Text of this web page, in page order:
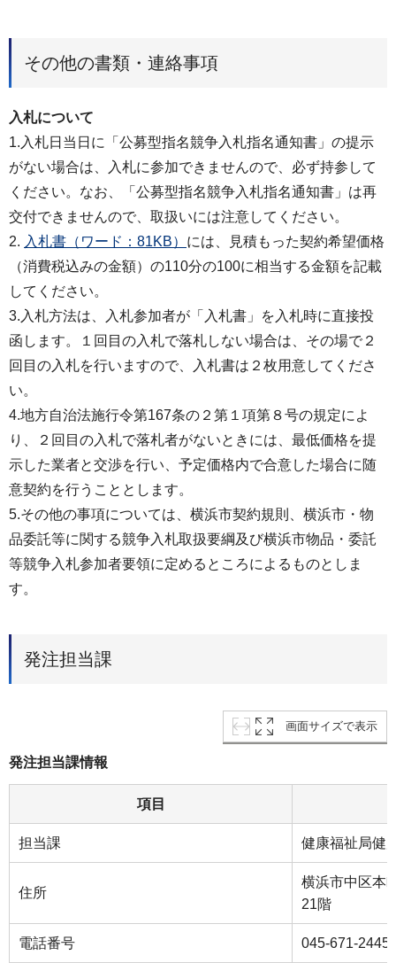
その他の書類・連絡事項
入札について
1.入札日当日に「公募型指名競争入札指名通知書」の提示
がない場合は、入札に参加できませんので、必ず持参して
ください。なお、「公募型指名競争入札指名通知書」は再
交付できませんので、取扱いには注意してください。
2. 入札書（ワード：81KB） には、見積もった契約希望価格
（消費税込みの金額）の110分の100に相当する金額を記載
してください。
3.入札方法は、入札参加者が「入札書」を入札時に直接投
函します。１回目の入札で落札しない場合は、その場で２
回目の入札を行いますので、入札書は２枚用意してくださ
い。
4.地方自治法施行令第167条の２第１項第８号の規定によ
り、２回目の入札で落札者がないときには、最低価格を提
示した業者と交渉を行い、予定価格内で合意した場合に随
意契約を行うこととします。
5.その他の事項については、横浜市契約規則、横浜市・物
品委託等に関する競争入札取扱要綱及び横浜市物品・委託
等競争入札参加者要領に定めるところによるものとしま
す。
発注担当課
画面サイズで表示
発注担当課情報
項目
担当課 健康福祉局健
住所
横浜市中区本
21階
電話番号 045-671-2445